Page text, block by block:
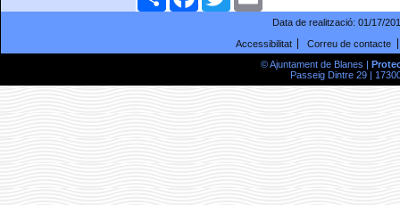
Data de realització: 01/17/
Accessibilitat
Correu de contacte
© Ajuntament de Blanes |
Passeig Dintre 29 |